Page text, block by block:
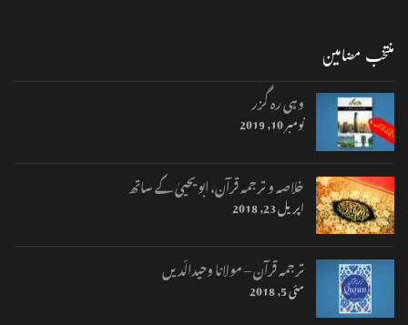
منتخب مضامین
وہی رہ گزر
نومبر 10, 2019
خلاصہ و ترجمہ قرآن، ابو یحییٰ کے ساتھ
اپریل 23, 2018
ترجمہ قرآن – مولانا وحیدالّدیں
مئی 5, 2018